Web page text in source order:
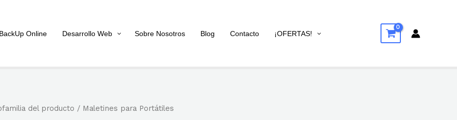
BackUp Online Desarrollo Web Sobre Nosotros Blog Contacto ¡OFERTAS!
del producto / Maletines para Portátiles